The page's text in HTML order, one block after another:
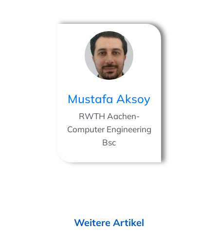
Mustafa Aksoy
RWTH Aachen-
Computer Engineering
Bsc
Weitere Artikel